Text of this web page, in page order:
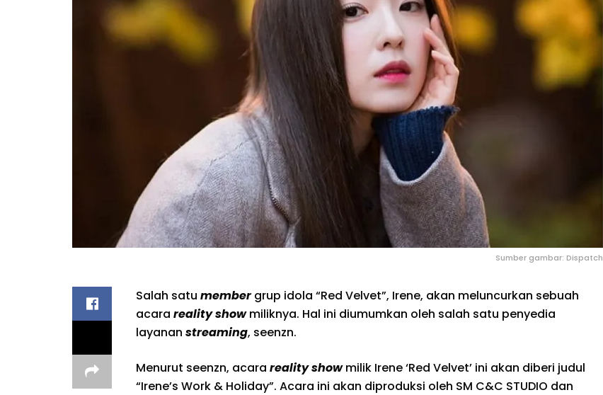
Sumber gambar: Dispatch
Salah satu membergrup idola “Red Velvet”, Irene, akan meluncurkan sebuah
acara reality showmiliknya. Hal ini diumumkan oleh salah satu penyedia
layanan streaming, seenzn.
Menurut seenzn, acara reality showmilik Irene ‘Red Velvet’ ini akan diberi judul
“Irene’s Work & Holiday”. Acara ini akan diproduksi oleh SM C&C STUDIO dan